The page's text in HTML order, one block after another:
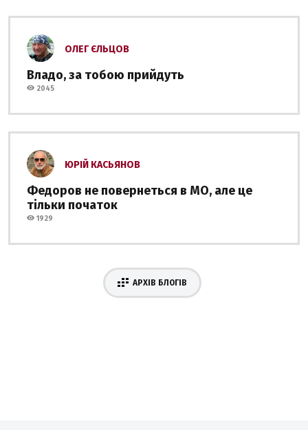
ОЛЕГ ЄЛЬЦОВ
Владо, за тобою прийдуть
2045
ЮРІЙ КАСЬЯНОВ
Федоров не повернеться в МО, але це
тільки початок
1929
АРХІВ БЛОГІВ